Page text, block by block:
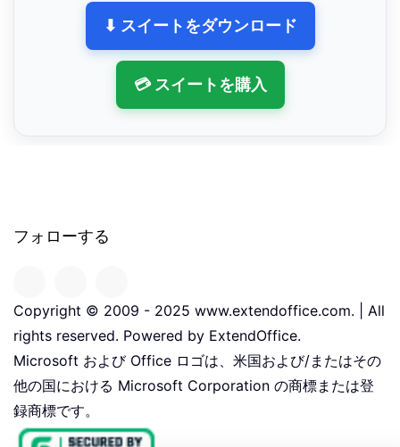
⬇ スイートをダウンロード
💳 スイートを購入
フォローする
Copyright © 2009 - 2025 www.extendoffice.com. | All
rights reserved. Powered by ExtendOffice.
Microsoft および Office ロゴは、米国および/またはその
他の国における Microsoft Corporation の商標または登
録商標です。